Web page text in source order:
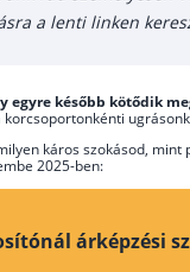
a lenti linken
egyre később kötődik
káros szokásod,
2025-ben:
árképzési